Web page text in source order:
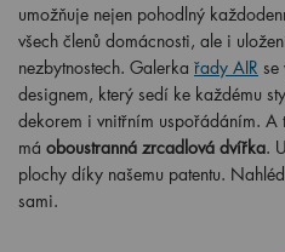
umožňuje nejen pohodlný
všech členů domácnosti, ale i
nezbytnostech. Galerka řady AIR se
designem, který sedí ke každému
dekorem i vnitřním uspořádáním.
má oboustranná zrcadlová dvířka.
plochy díky našemu patentu.
sami.